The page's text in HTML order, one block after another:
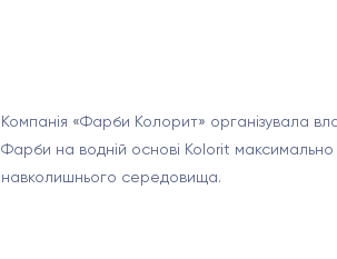
Компанія «Фарби Колорит» організувала
Фарби на водній основі Kolorit максимально
навколишнього середовища.